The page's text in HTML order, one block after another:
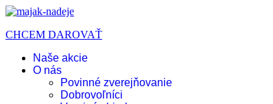
CHCEM DAROVAŤ
Naše akcie
O nás
Povinné zverejňovanie
Dobrovoľníci